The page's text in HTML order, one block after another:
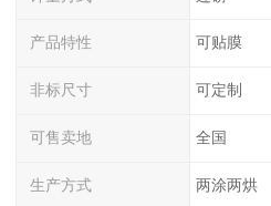
产品特性 可贴膜
非标尺寸 可定制
可售卖地 全国
生产方式 两涂两烘